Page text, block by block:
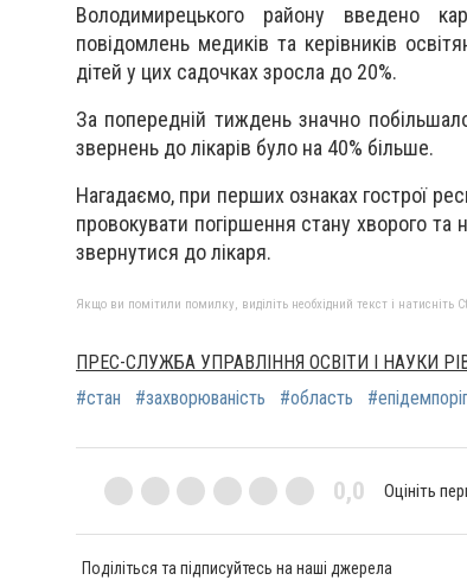
Володимирецького району введено
повідомлень медиків та керівників
дітей у цих садочках зросла до 20%.
За попередній тиждень значно
звернень до лікарів було на 40% більше.
Нагадаємо, при перших ознаках гострої
провокувати погіршення стану хворого
звернутися до лікаря.
Якщо ви помітили помилку, виділіть необхідний текст і натисніть
ПРЕС-СЛУЖБА УПРАВЛІННЯ ОСВІТИ І НАУКИ
#стан
#захворюваність #область
0,0 Оцініть
Поділіться та підписуйтесь на наші джерела